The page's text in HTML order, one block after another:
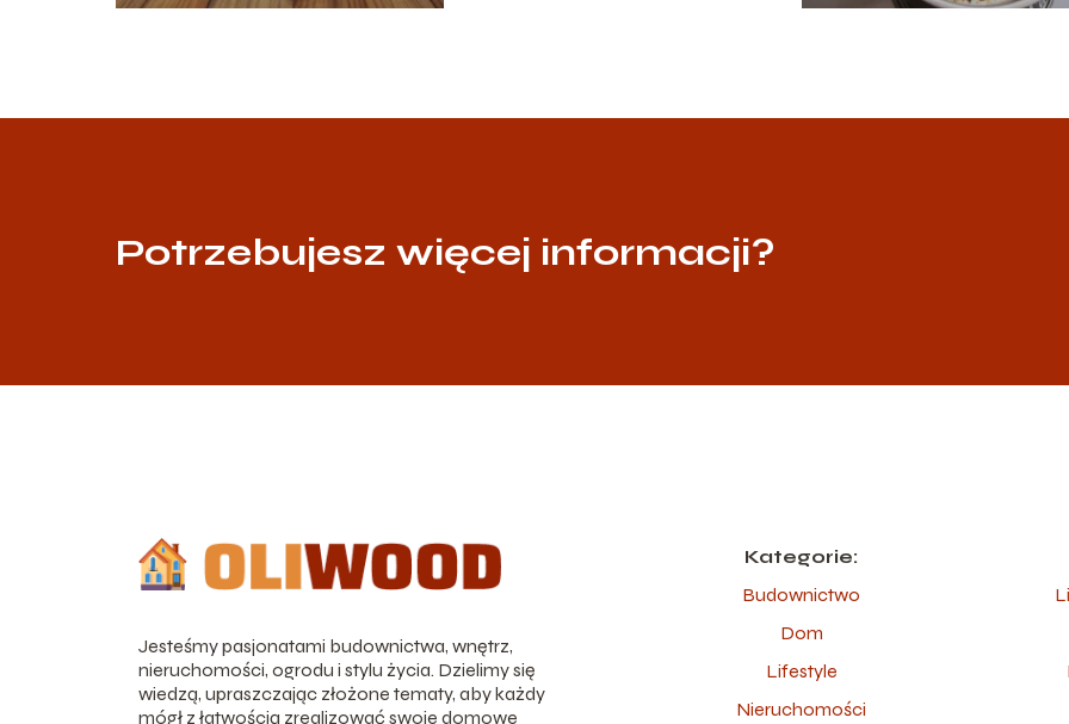
Potrzebujesz więcej informacji?
Jesteśmy pasjonatami budownictwa, wnętrz,
nieruchomości, ogrodu i stylu życia. Dzielimy się
wiedzą, upraszczając złożone tematy, aby każdy
mógł z łatwością zrealizować swoje domowe
Kategorie:
Budownictwo
Dom
Lifestyle
Nieruchomości